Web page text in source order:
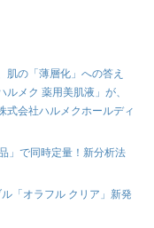
肌の「薄層化」への答え
メク 薬用美肌液」が、
式会社ハルメクホールディ
」で同時定量！新分析法
「オラフル クリア」新発